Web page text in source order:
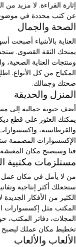
إثارة القراءة. لا مزيد
عن كتب محددة في
الصحة والجمال
العناية بالأشياء أصبحت
يمنحك الثقة القصوى.
ومنتجات العناية
صحتك وجمالك.
المنزل والحديقة
أضف حيوية جمالية إلى
يمكنك العثور على قطع
والقرطاسية، وإكسسوارات
الإكسسوارات المصممة
فنا وسيصبح مكان المعيشة
مستلزمات مكتبية
من لا يأمل في مكان عمل
ستجعلك أكثر إنتاجية
الكثير من الأفكار
المكتب مثل إكسسوارات
المجلات، دفاتر المكتب،
تخطيط مكان عملك
الألعاب والألعاب